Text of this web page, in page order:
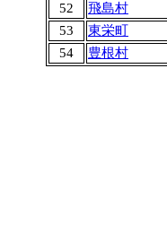
52
飛島村
53
東栄町
54
豊根村